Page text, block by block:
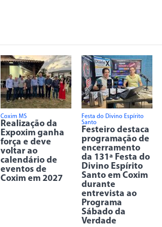
Coxim MS
Realização da
Expoxim ganha
força e deve
voltar ao
calendário de
eventos de
Coxim em 2027
Festa do Divino Espírito
Santo
Festeiro destaca
programação de
encerramento
da 131ª Festa do
Divino Espírito
Santo em Coxim
durante
entrevista ao
Programa
Sábado da
Verdade